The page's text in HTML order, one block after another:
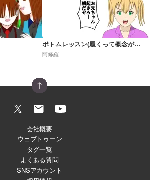
ボトムレッスン(履くって概念が崩壊した世界)R18
阿修羅
会社概要
ウェブトゥーン
タグ一覧
よくある質問
SNSアカウント